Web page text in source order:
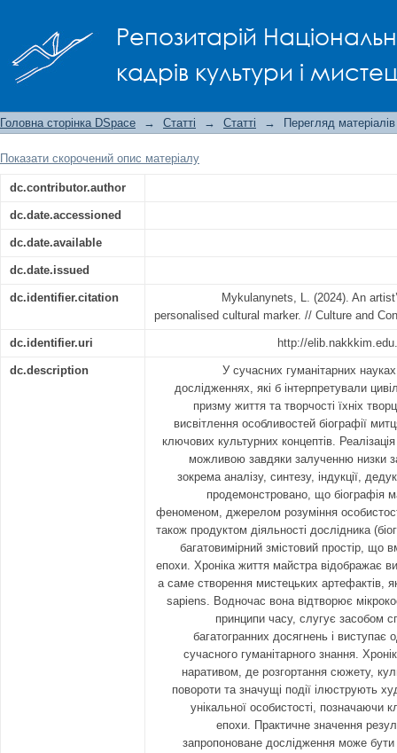
Репозитарій
кадрів культури і
Головна сторінка DSpace → Статті → Статті → Перегляд матеріалів
Показати скорочений опис матеріалу
dc.contributor.author
dc.date.accessioned
dc.date.available
dc.date.issued
dc.identifier.citation
Mykulanynets, L. (2024). An
personalised cultural marker. // Culture and
dc.identifier.uri http://
dc.description
У сучасних гуманітарних
дослідженнях, які б інтерпретували
призму життя та творчості їхніх
висвітлення особливостей біографії
ключових культурних концептів.
можливою завдяки залученню низки
зокрема аналізу, синтезу, індукції,
продемонстровано, що біографія
феноменом, джерелом розуміння
також продуктом діяльності дослідника
багатовимірний змістовий простір, що
епохи. Хроніка життя майстра відображає
а саме створення мистецьких артефактів,
sapiens. Водночас вона відтворює
принципи часу, слугує засобом
багатогранних досягнень і виступає
сучасного гуманітарного знання.
наративом, де розгортання сюжету,
повороти та значущі події ілюструють
унікальної особистості, позначаючи
епохи. Практичне значення
запропоноване дослідження може бути